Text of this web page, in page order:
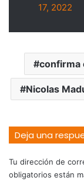
17, 2022
confirma
Nicolas
Deja una
Tu dirección de
obligatorios están